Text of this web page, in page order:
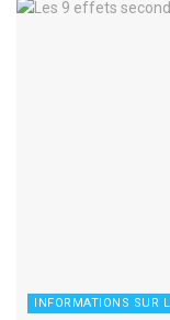
INFORMATIONS SUR